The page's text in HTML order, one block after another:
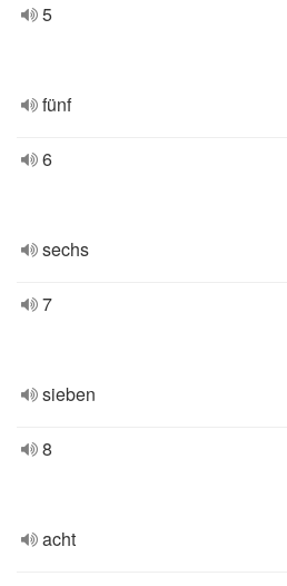
5
fünf
6
sechs
7
sieben
8
acht